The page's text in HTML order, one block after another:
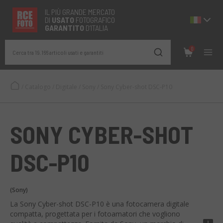
IL PIÙ GRANDE MERCATO
DI USATO FOTOGRAFICO
GARANTITO D’ITALIA
Cerca tra 19.166 articoli usati e garantiti
0
SONY CYBER-SHOT
DSC-P10
(Sony)
La Sony Cyber-shot DSC-P10 è una fotocamera digitale
compatta, progettata per i fotoamatori che vogliono